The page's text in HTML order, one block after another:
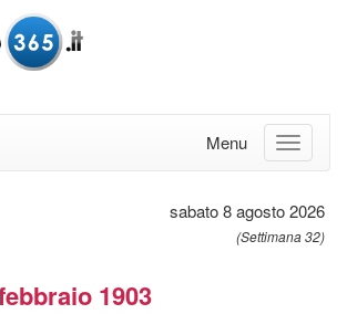
Menu
sabato 8 agosto 2026
(Settimana 32)
1903